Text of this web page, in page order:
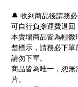
🔔 收到商品後請務
可自行負擔運費退回
本賣場商品皆為輕
楚標示，請務必下
請勿下單。
商品皆為唯一，恕
片。